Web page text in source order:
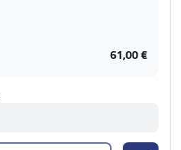
61,00 €